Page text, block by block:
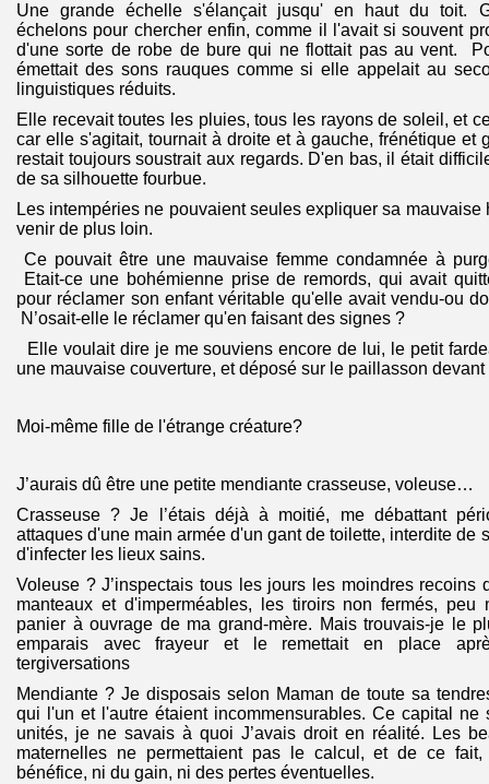
Une grande échelle s'élançait jusqu' en haut du toit.
échelons pour chercher enfin, comme il l'avait si souvent
d'une sorte de robe de bure qui ne flottait pas au vent.
émettait des sons rauques comme si elle appelait au
linguistiques réduits.
Elle recevait toutes les pluies, tous les rayons de soleil, et
car elle s'agitait, tournait à droite et à gauche, frénétique et
restait toujours soustrait aux regards. D'en bas, il était
de sa silhouette fourbue.
Les intempéries ne pouvaient seules expliquer sa mauvaise
venir de plus loin.
Ce pouvait être une mauvaise femme condamnée à
Etait-ce une bohémienne prise de remords, qui avait
pour réclamer son enfant véritable qu'elle avait vendu-ou
N’osait-elle le réclamer qu'en faisant des signes ?
Elle voulait dire je me souviens encore de lui, le petit
une mauvaise couverture, et déposé sur le paillasson
Moi-même fille de l'étrange créature?
J’aurais dû être une petite mendiante crasseuse, voleuse…
Crasseuse ? Je l’étais déjà à moitié, me débattant
attaques d'une main armée d'un gant de toilette, interdite de
d'infecter les lieux sains.
Voleuse ? J’inspectais tous les jours les moindres recoins
manteaux et d'imperméables, les tiroirs non fermés, peu
panier à ouvrage de ma grand-mère. Mais trouvais-je le
emparais avec frayeur et le remettait en place
tergiversations
Mendiante ? Je disposais selon Maman de toute sa
qui l'un et l'autre étaient incommensurables. Ce capital ne
unités, je ne savais à quoi J’avais droit en réalité. Les
maternelles ne permettaient pas le calcul, et de ce
bénéfice, ni du gain, ni des pertes éventuelles.